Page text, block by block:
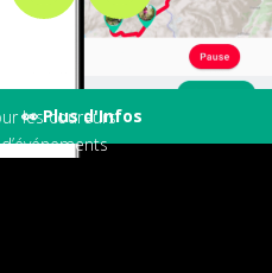
👀 Plus d'Infos
les coureurs